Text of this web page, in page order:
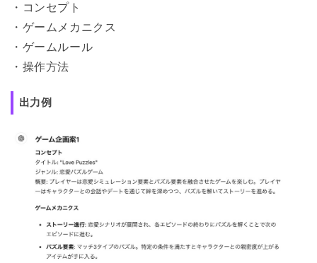
・コンセプト
・ゲームメカニクス
・ゲームルール
・操作方法
出力例